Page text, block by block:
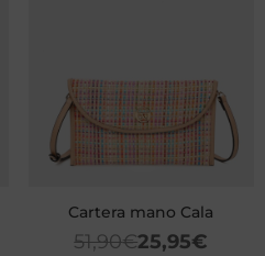
Cartera mano Cala
51,90€25,95€